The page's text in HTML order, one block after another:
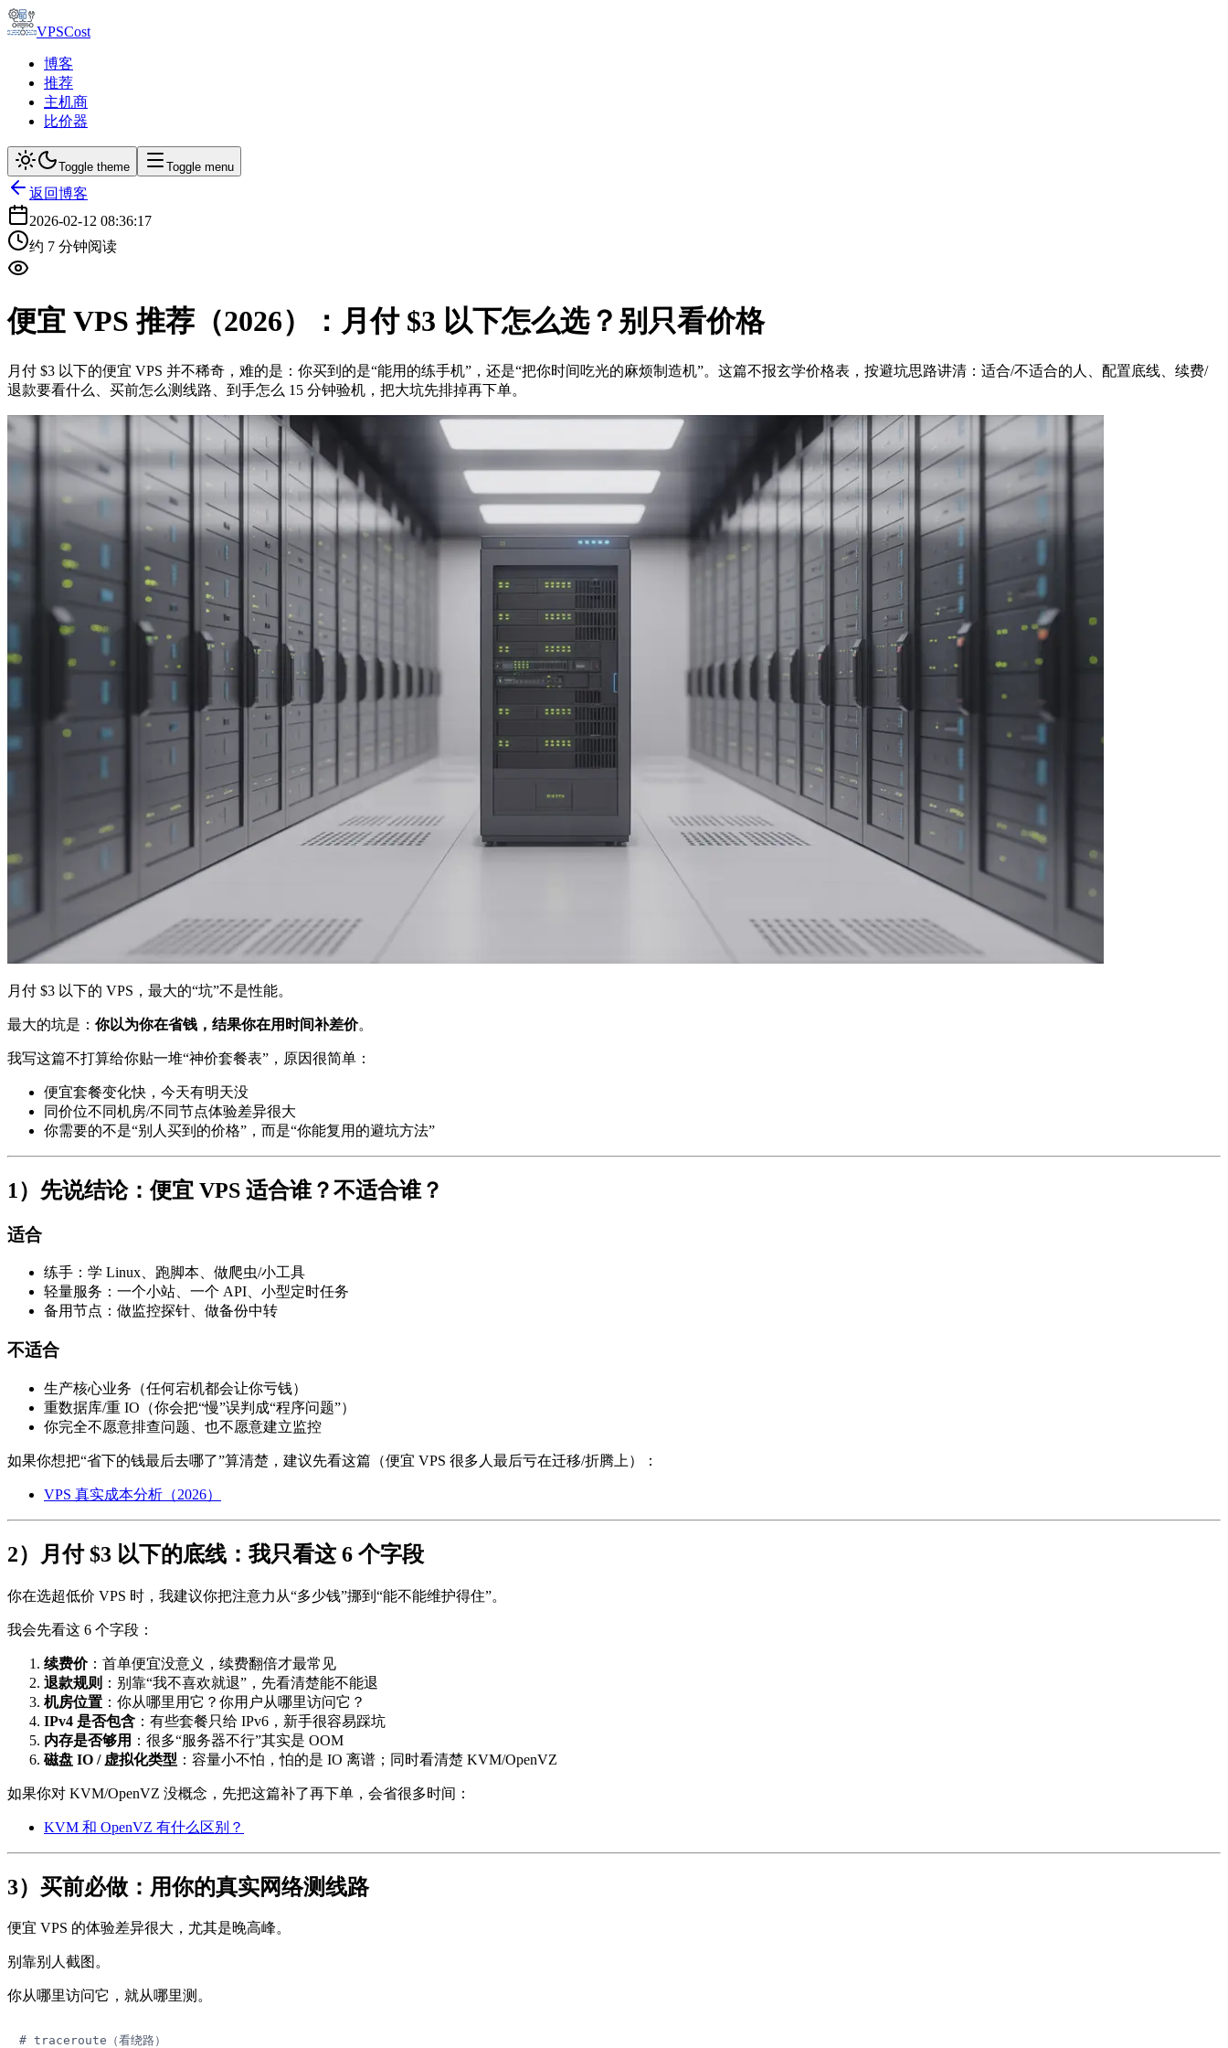
VPSCost
博客
推荐
主机商
比价器
Toggle theme Toggle menu
返回博客
2026-02-12 08:36:17
约 7 分钟阅读
便宜 VPS 推荐（2026）：月付 $3 以下怎么选？别只看价格
月付 $3 以下的便宜 VPS 并不稀奇，难的是：你买到的是“能用的练手机”，还是“把你时间吃光的麻烦制造机”。这篇不报玄学价格表，按避坑思路讲清：适合/不适合的人、配置底线、续费/
退款要看什么、买前怎么测线路、到手怎么 15 分钟验机，把大坑先排掉再下单。
月付 $3 以下的 VPS，最大的“坑”不是性能。
最大的坑是： 你以为你在省钱，结果你在用时间补差价。
我写这篇不打算给你贴一堆“神价套餐表”，原因很简单：
便宜套餐变化快，今天有明天没
同价位不同机房/不同节点体验差异很大
你需要的不是“别人买到的价格”，而是“你能复用的避坑方法”
1）先说结论：便宜 VPS 适合谁？不适合谁？
适合
练手：学 Linux、跑脚本、做爬虫/小工具
轻量服务：一个小站、一个 API、小型定时任务
备用节点：做监控探针、做备份中转
不适合
生产核心业务（任何宕机都会让你亏钱）
重数据库/重 IO（你会把“慢”误判成“程序问题”）
你完全不愿意排查问题、也不愿意建立监控
如果你想把“省下的钱最后去哪了”算清楚，建议先看这篇（便宜 VPS 很多人最后亏在迁移/折腾上）：
VPS 真实成本分析（2026）
2）月付 $3 以下的底线：我只看这 6 个字段
你在选超低价 VPS 时，我建议你把注意力从“多少钱”挪到“能不能维护得住”。
我会先看这 6 个字段：
续费价：首单便宜没意义，续费翻倍才最常见
退款规则 ：别靠“我不喜欢就退”，先看清楚能不能退
机房位置 ：你从哪里用它？你用户从哪里访问它？
IPv4 是否包含 ：有些套餐只给 IPv6，新手很容易踩坑
内存是否够用 ：很多“服务器不行”其实是 OOM
磁盘 IO / 虚拟化类型 ：容量小不怕，怕的是 IO 离谱；同时看清楚 KVM/OpenVZ
如果你对 KVM/OpenVZ 没概念，先把这篇补了再下单，会省很多时间：
KVM 和 OpenVZ 有什么区别？
3）买前必做：用你的真实网络测线路
便宜 VPS 的体验差异很大，尤其是晚高峰。
别靠别人截图。
你从哪里访问它，就从哪里测。
# traceroute（看绕路）